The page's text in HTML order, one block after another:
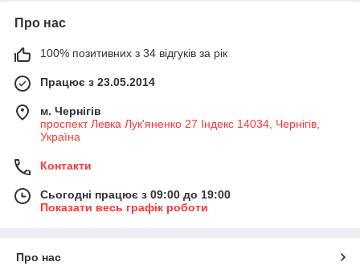
Про нас
100% позитивних з 34 відгуків за рік
Працює з 23.05.2014
м. Чернігів
проспект Левка Лук'яненко 27 Індекс 14034, Чернігів,
Україна
Контакти
Сьогодні працює з 09:00 до 19:00
Показати весь графік роботи
Про нас